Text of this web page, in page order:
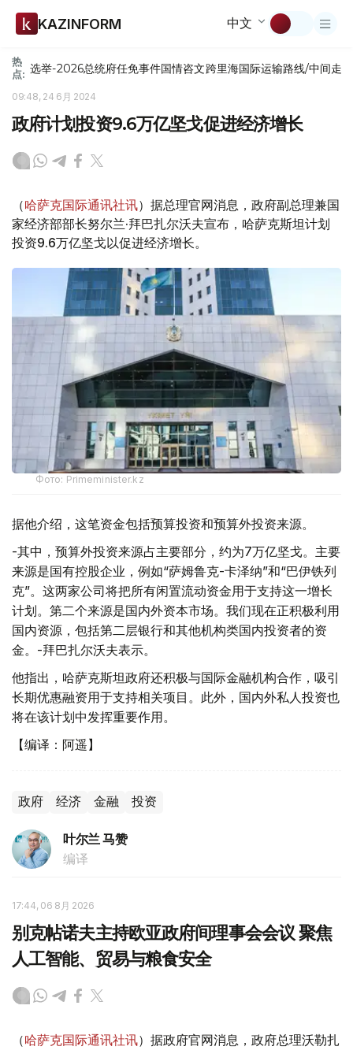
KAZINFORM 中文
热
点: 选举-2026总统府任免事件国情咨文跨里海国际运输路线/中间走廊
09:48, 24 6月 2024
政府计划投资9.6万亿坚戈促进经济增长
（哈萨克国际通讯社讯）据总理官网消息，政府副总理兼国
家经济部部长努尔兰·拜巴扎尔沃夫宣布，哈萨克斯坦计划
投资9.6万亿坚戈以促进经济增长。
Фото: Рrimeminister.kz
据他介绍，这笔资金包括预算投资和预算外投资来源。
-其中，预算外投资来源占主要部分，约为7万亿坚戈。主要
来源是国有控股企业，例如“萨姆鲁克-卡泽纳”和“巴伊铁列
克”。这两家公司将把所有闲置流动资金用于支持这一增长
计划。第二个来源是国内外资本市场。我们现在正积极利用
国内资源，包括第二层银行和其他机构类国内投资者的资
金。-拜巴扎尔沃夫表示。
他指出，哈萨克斯坦政府还积极与国际金融机构合作，吸引
长期优惠融资用于支持相关项目。此外，国内外私人投资也
将在该计划中发挥重要作用。
【编译：阿遥】
政府 经济 金融 投资
叶尔兰 马赞
编译
17:44, 06 8月 2026
别克帖诺夫主持欧亚政府间理事会会议 聚焦
人工智能、贸易与粮食安全
（哈萨克国际通讯社讯）据政府官网消息，政府总理沃勒扎